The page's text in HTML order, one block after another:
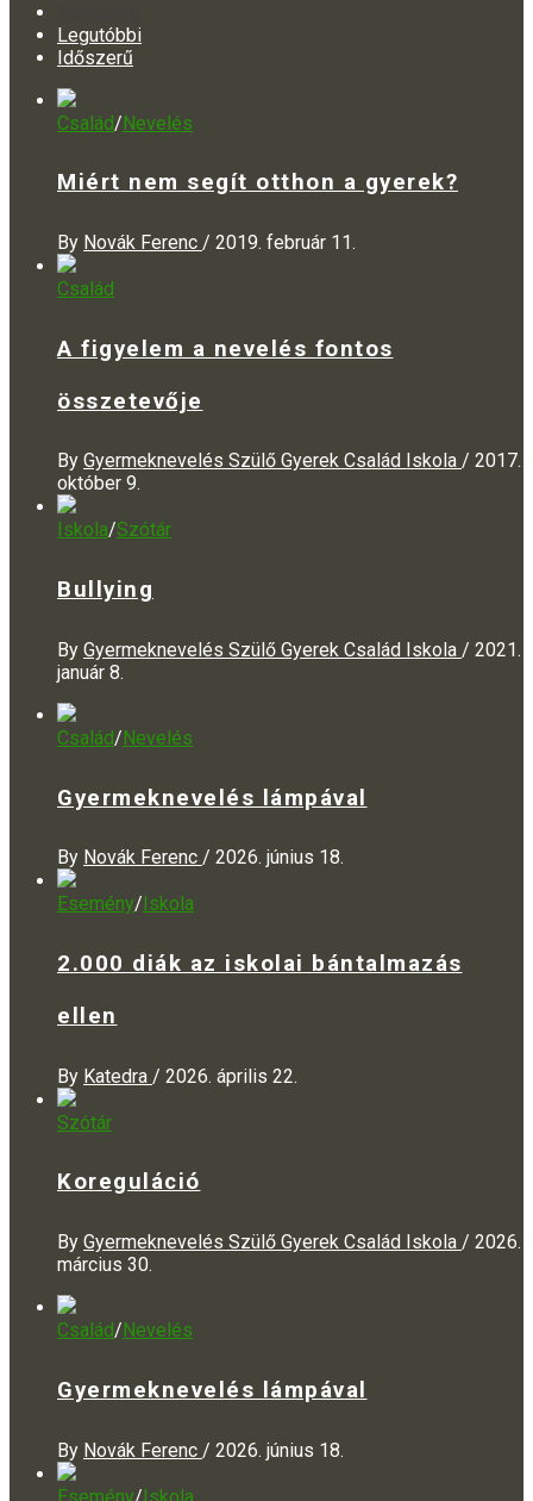
Legutóbbi
Időszerű
Család/Nevelés
Miért nem segít otthon a gyerek?
By Novák Ferenc / 2019. február 11.
Család
A figyelem a nevelés fontos
összetevője
By Gyermeknevelés Szülő Gyerek Család Iskola / 2017.
október 9.
Iskola/Szótár
Bullying
By Gyermeknevelés Szülő Gyerek Család Iskola / 2021.
január 8.
Család/Nevelés
Gyermeknevelés lámpával
By Novák Ferenc / 2026. június 18.
Esemény/ Iskola
2.000 diák az iskolai bántalmazás
ellen
By Katedra / 2026. április 22.
Szótár
Koreguláció
By Gyermeknevelés Szülő Gyerek Család Iskola / 2026.
március 30.
Család/Nevelés
Gyermeknevelés lámpával
By Novák Ferenc / 2026. június 18.
Esemény/Iskola